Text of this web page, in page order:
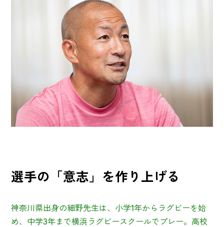
選手の「意志」を作り上げる
神奈川県出身の細野先生は、小学1年からラグビーを始
め、中学3年まで横浜ラグビースクールでプレー。高校